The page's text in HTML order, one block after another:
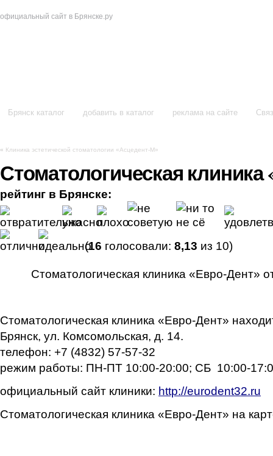
официальный сайт в Брянске.ру
Брянск каталог добавить в каталог реклама на сайте
« Клиника эстетической стоматологии «Асцедент-М»
Стоматологическая клиника
рейтинг в Брянске:
(16 голосовали: 8,13 из 10)
Стоматологическая клиника «Евро-Дент»
Стоматологическая клиника «Евро-Дент»
Брянск, ул. Комсомольская, д. 14.
телефон: +7 (4832) 57-57-32
режим работы: ПН-ПТ 10:00-20:00; СБ 10:00-
официальный сайт клиники: http://eurodent32.ru
Стоматологическая клиника «Евро-Дент» на